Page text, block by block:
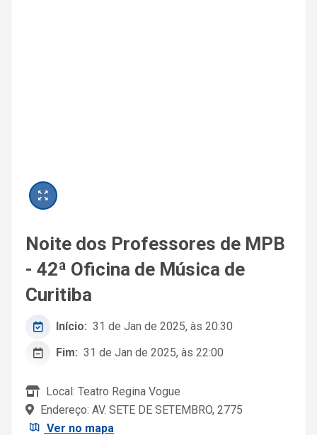
Noite dos Professores de MPB
- 42ª Oficina de Música de
Curitiba
Início: 31 de Jan de 2025, às 20:30
Fim: 31 de Jan de 2025, às 22:00
Local: Teatro Regina Vogue
Endereço: AV. SETE DE SETEMBRO, 2775
Ver no mapa